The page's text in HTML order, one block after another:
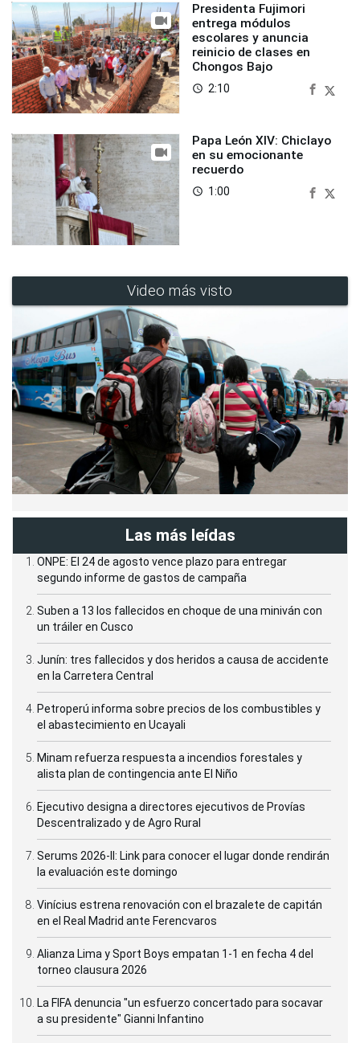
Presidenta Fujimori
entrega módulos
escolares y anuncia
reinicio de clases en
Chongos Bajo
access_time 2:10
Papa León XIV: Chiclayo
en su emocionante
recuerdo
access_time 1:00
Video más visto
Las más leídas
ONPE: El 24 de agosto vence plazo para entregar
segundo informe de gastos de campaña
Suben a 13 los fallecidos en choque de una miniván con
un tráiler en Cusco
Junín: tres fallecidos y dos heridos a causa de accidente
en la Carretera Central
Petroperú informa sobre precios de los combustibles y
el abastecimiento en Ucayali
Minam refuerza respuesta a incendios forestales y
alista plan de contingencia ante El Niño
Ejecutivo designa a directores ejecutivos de Provías
Descentralizado y de Agro Rural
Serums 2026-II: Link para conocer el lugar donde rendirán
la evaluación este domingo
Vinícius estrena renovación con el brazalete de capitán
en el Real Madrid ante Ferencvaros
Alianza Lima y Sport Boys empatan 1-1 en fecha 4 del
torneo clausura 2026
La FIFA denuncia "un esfuerzo concertado para socavar
a su presidente" Gianni Infantino